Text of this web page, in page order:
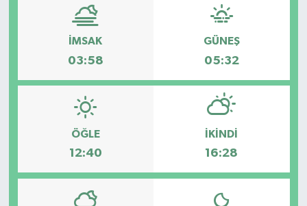
İMSAK
03:58
GÜNEŞ
05:32
ÖĞLE
12:40
İKINDI
16:28